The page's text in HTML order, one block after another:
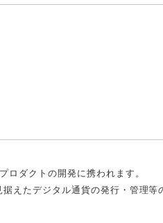
ダクトの開発に携われます。
えたデジタル通貨の発行・管理